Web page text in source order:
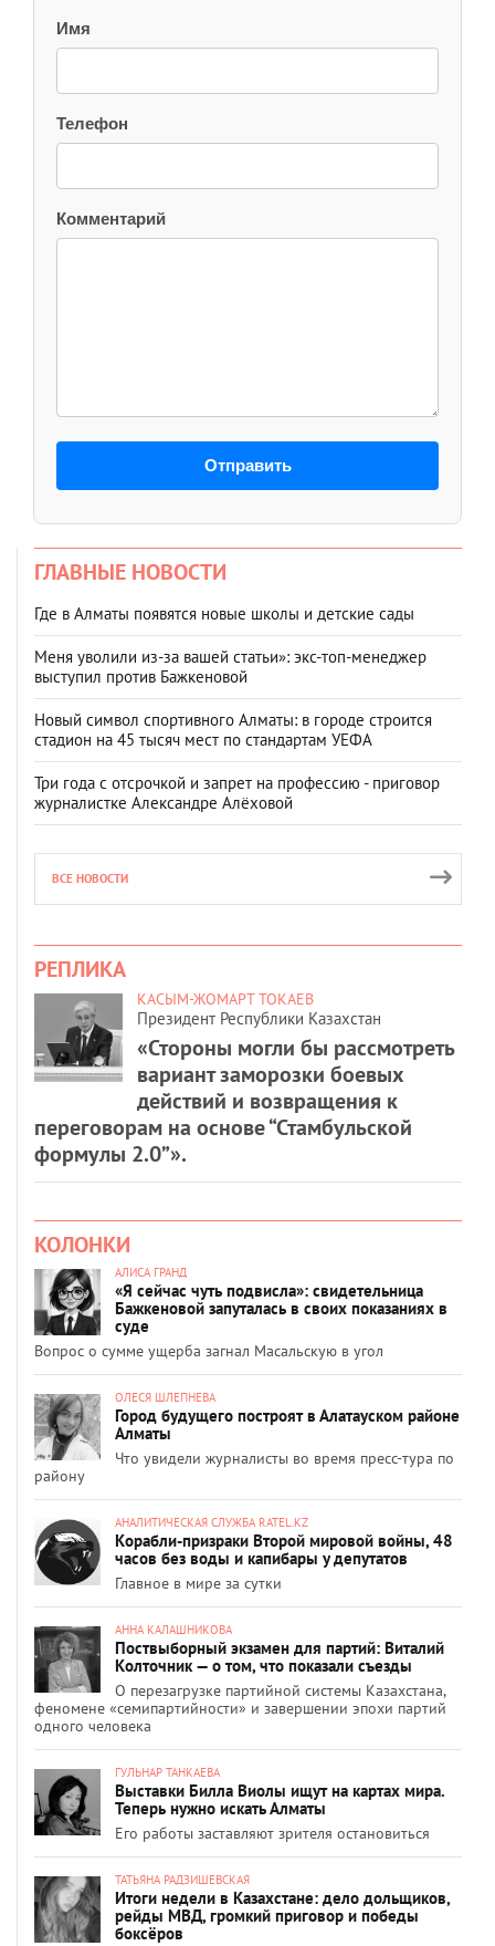
Имя
Телефон
Комментарий
Отправить
ГЛАВНЫЕ НОВОСТИ
Где в Алматы появятся новые школы и детские сады
Меня уволили из-за вашей статьи»: экс-топ-менеджер
выступил против Бажкеновой
Новый символ спортивного Алматы: в городе строится
стадион на 45 тысяч мест по стандартам УЕФА
Три года с отсрочкой и запрет на профессию - приговор
журналистке Александре Алёховой
ВСЕ НОВОСТИ
РЕПЛИКА
КАСЫМ-ЖОМАРТ ТОКАЕВ
Президент Республики Казахстан
«Стороны могли бы рассмотреть
вариант заморозки боевых
действий и возвращения к
переговорам на основе “Стамбульской
формулы 2.0”».
КОЛОНКИ
АЛИСА ГРАНД
«Я сейчас чуть подвисла»: свидетельница
Бажкеновой запуталась в своих показаниях в
суде
Вопрос о сумме ущерба загнал Масальскую в угол
ОЛЕСЯ ШЛЕПНЕВА
Город будущего построят в Алатауском районе
Алматы
Что увидели журналисты во время пресс-тура по
району
АНАЛИТИЧЕСКАЯ СЛУЖБА RATEL.KZ
Корабли-призраки Второй мировой войны, 48
часов без воды и капибары у депутатов
Главное в мире за сутки
АННА КАЛАШНИКОВА
Поствыборный экзамен для партий: Виталий
Колточник — о том, что показали съезды
О перезагрузке партийной системы Казахстана,
феномене «семипартийности» и завершении эпохи партий
одного человека
ГУЛЬНАР ТАНКАЕВА
Выставки Билла Виолы ищут на картах мира.
Теперь нужно искать Алматы
Его работы заставляют зрителя остановиться
ТАТЬЯНА РАДЗИШЕВСКАЯ
Итоги недели в Казахстане: дело дольщиков,
рейды МВД, громкий приговор и победы
боксёров